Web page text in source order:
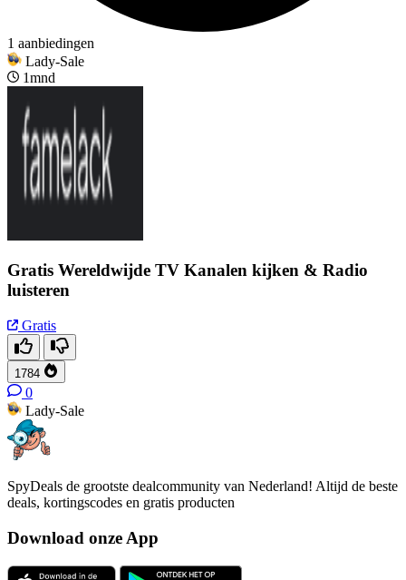
1 aanbiedingen
Lady-Sale
1mnd
Gratis Wereldwijde TV Kanalen kijken & Radio
luisteren
Gratis
1784
0
Lady-Sale
SpyDeals de grootste dealcommunity van Nederland! Altijd de beste
deals, kortingscodes en gratis producten
Download onze App